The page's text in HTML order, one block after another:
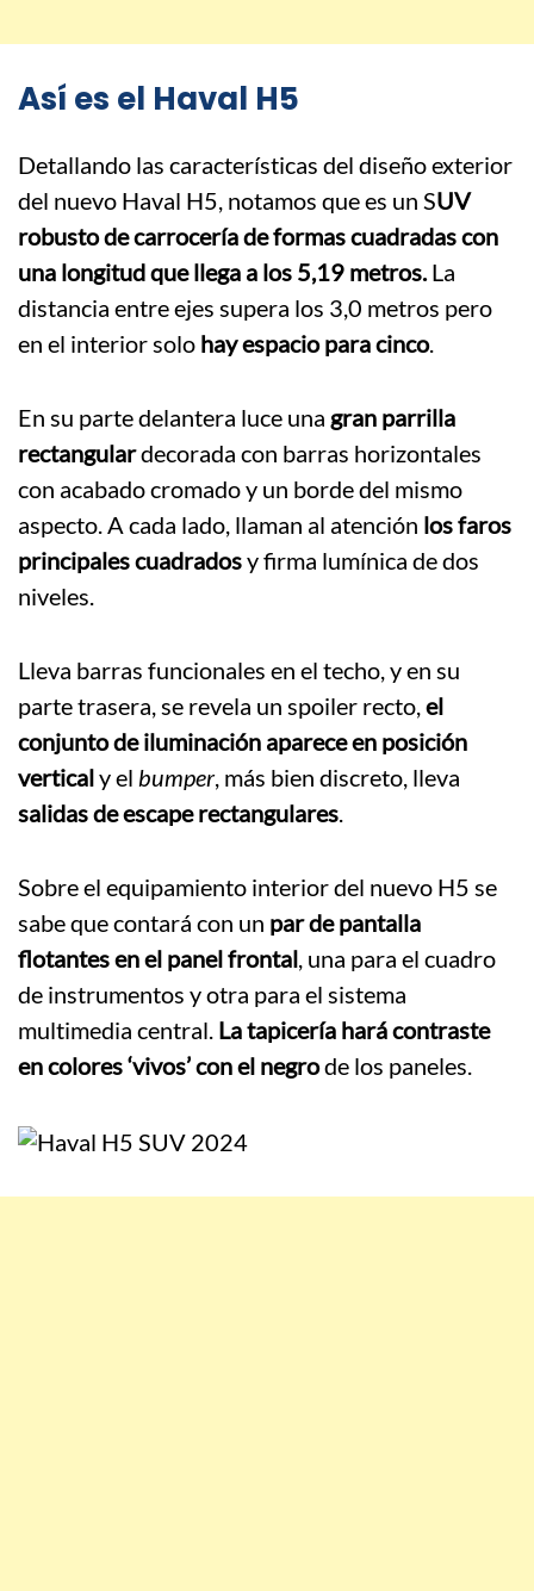
Así es el Haval H5
Detallando las características del diseño exterior
del nuevo Haval H5, notamos que es un SUV
robusto de carrocería de formas cuadradas con
una longitud que llega a los 5,19 metros. La
distancia entre ejes supera los 3,0 metros pero
en el interior solo hay espacio para cinco.
En su parte delantera luce una gran parrilla
rectangulardecorada con barras horizontales
con acabado cromado y un borde del mismo
aspecto. A cada lado, llaman al atención los faros
principales cuadradosy firma lumínica de dos
niveles.
Lleva barras funcionales en el techo, y en su
parte trasera, se revela un spoiler recto, el
conjunto de iluminación aparece en posición
verticaly el bumper, más bien discreto, lleva
salidas de escape rectangulares
Sobre el equipamiento interior del nuevo H5 se
sabe que contará con un par de pantalla
flotantes en el panel frontal , una para el cuadro
de instrumentos y otra para el sistema
multimedia central. La tapicería hará contraste
en colores ‘vivos’ con el negrode los paneles.